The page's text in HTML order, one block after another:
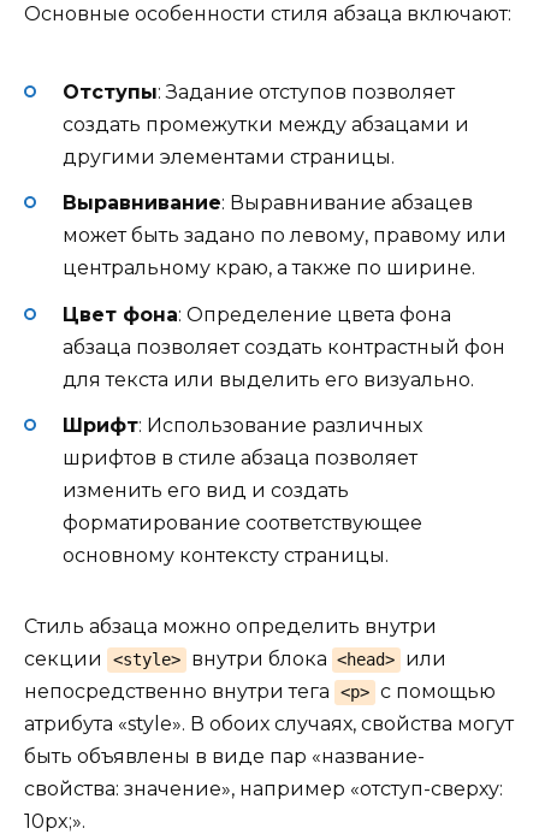
Основные особенности стиля абзаца включают:
Отступы: Задание отступов позволяет
создать промежутки между абзацами и
другими элементами страницы.
Выравнивание: Выравнивание абзацев
может быть задано по левому, правому или
центральному краю, а также по ширине.
Цвет фона: Определение цвета фона
абзаца позволяет создать контрастный фон
для текста или выделить его визуально.
Шрифт: Использование различных
шрифтов в стиле абзаца позволяет
изменить его вид и создать
форматирование соответствующее
основному контексту страницы.
Стиль абзаца можно определить внутри
секции
<style> внутри блока <head>
или
непосредственно внутри тега
<p> с помощью
атрибута «style». В обоих случаях, свойства могут
быть объявлены в виде пар «название-
свойства: значение», например «отступ-сверху:
10px;».